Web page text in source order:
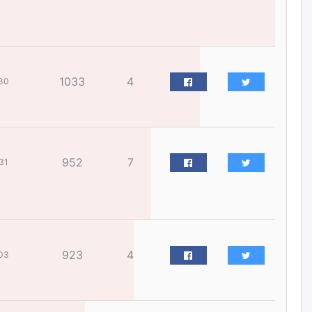
Цагдаагийн дэд хурандаа
бүх насаар нь хорих ял
оногдуулах хуулийн
“Аяллын газрын зураг”-ийн
хэвлэмэл хувилбарыг Голомт
банкны салбараас үнэ
орлон гүйцэтгэгч
манаачтайгаа бүлэглэн
1033 4
952 7
923 4